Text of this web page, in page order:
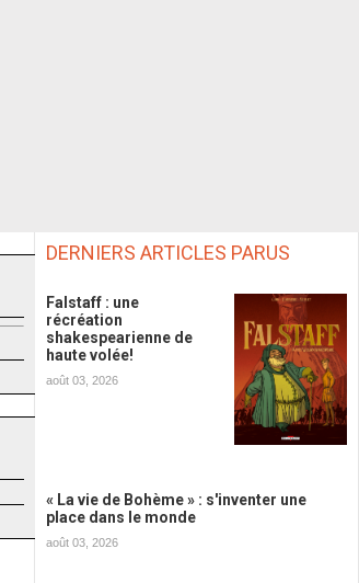
DERNIERS ARTICLES PARUS
Falstaff : une
récréation
shakespearienne de
haute volée!
août 03, 2026
« La vie de Bohème » : s'inventer une
place dans le monde
août 03, 2026